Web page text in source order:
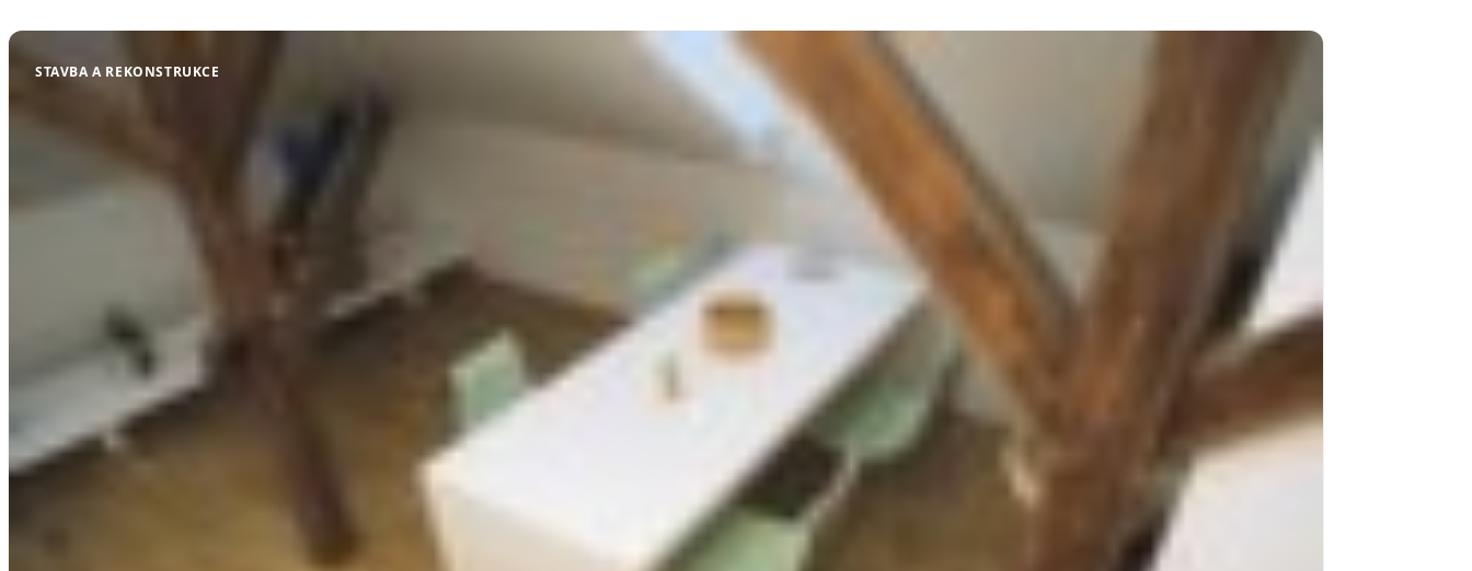
STAVBA A REKONSTRUKCE